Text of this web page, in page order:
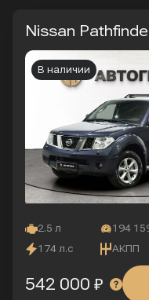
Nissan
2.5 л 194
174 л.с
АКПП
В наличии
542 000 ₽